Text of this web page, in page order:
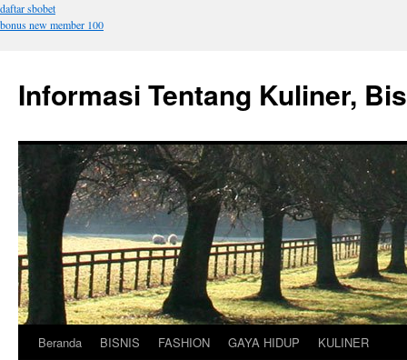
daftar sbobet
bonus new member 100
Informasi Tentang Kuliner,
Langsung
Beranda BISNIS FASHION GAYA HIDUP KULINER